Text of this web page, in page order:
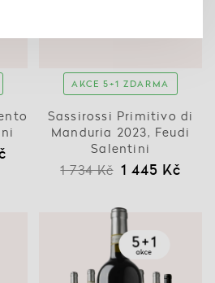
AKCE 5+1 ZDARMA
Sassirossi Primitivo di
Manduria 2023, Feudi
Salentini
1 734 Kč 1 445 Kč